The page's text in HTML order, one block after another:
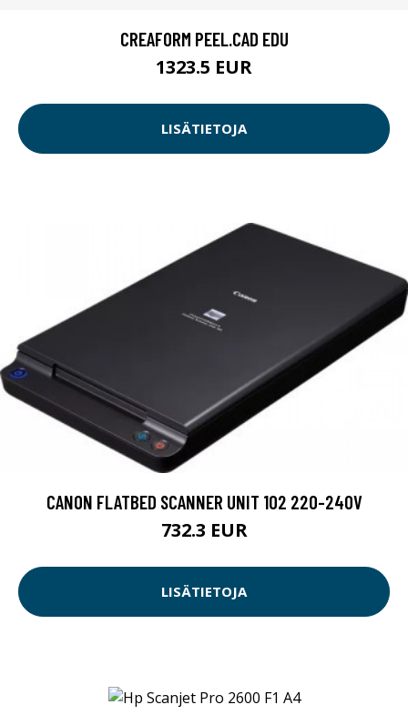
CREAFORM PEEL.CAD EDU
1323.5 EUR
LISÄTIETOJA
CANON FLATBED SCANNER UNIT 102 220-240V
732.3 EUR
LISÄTIETOJA